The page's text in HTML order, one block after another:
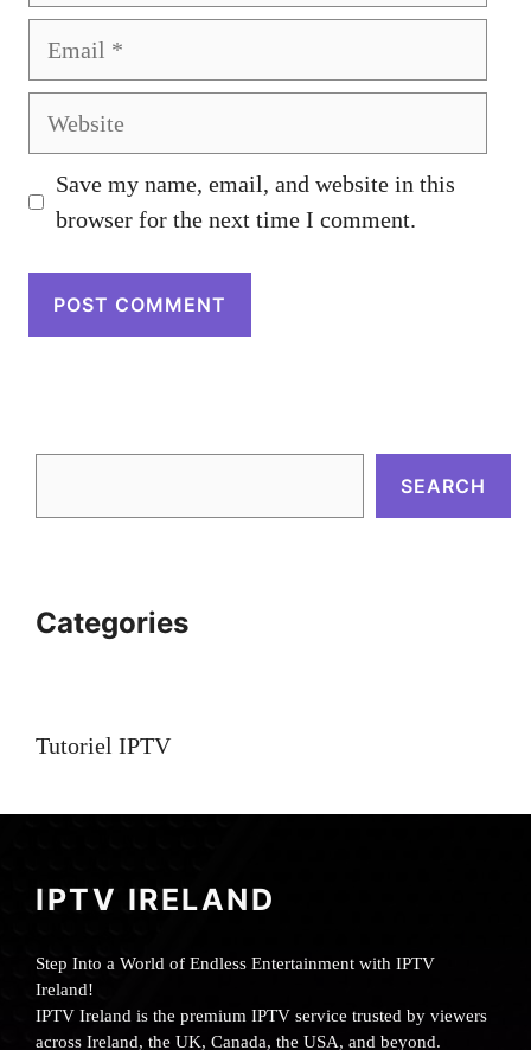
Website
Save my name, email, and website in this
browser for the next time I comment.
SEARCH
Categories
Tutoriel IPTV
IPTV IRELAND
Step Into a World of Endless Entertainment with IPTV
Ireland!
IPTV Ireland is the premium IPTV service trusted by viewers
across Ireland, the UK, Canada, the USA, and beyond.